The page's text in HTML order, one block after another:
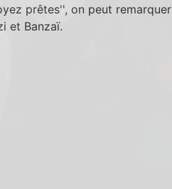
prêtes'', on peut remarquer
et Banzaï.